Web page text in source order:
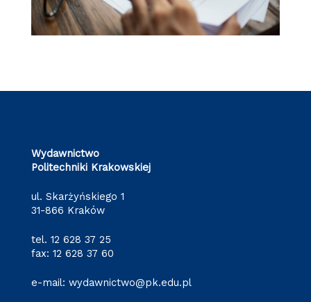
Wydawnictwo
Politechniki Krakowskiej
ul. Skarżyńskiego 1
31-866 Kraków
tel. 12 628 37 25
fax: 12 628 37 60
e-mail: wydawnictwo@pk.edu.pl